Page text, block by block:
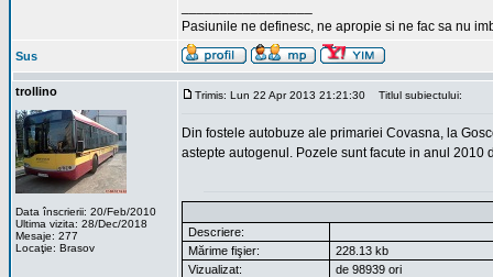
Pasiunile ne definesc, ne apropie si ne fac sa nu
Sus
trollino
Data înscrierii: 20/Feb/2010
Ultima vizita: 28/Dec/2018
Mesaje: 277
Locaţie: Brasov
Trimis: Lun 22 Apr 2013 21:21:30 Titlul subiectului:
Din fostele autobuze ale primariei Covasna, la
astepte autogenul. Pozele sunt facute in anul
Descriere:
Mărime fişier:
228.13 kb
Vizualizat:
de 98939 ori